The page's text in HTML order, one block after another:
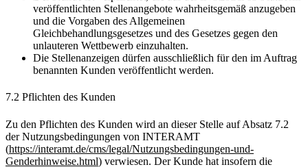
veröffentlichten Stellenangebote wahrheitsgemäß anzugeben
und die Vorgaben des Allgemeinen
Gleichbehandlungsgesetzes und des Gesetzes gegen den
unlauteren Wettbewerb einzuhalten.
Die Stellenanzeigen dürfen ausschließlich für den im Auftrag
benannten Kunden veröffentlicht werden.
7.2 Pflichten des Kunden
Zu den Pflichten des Kunden wird an dieser Stelle auf Absatz 7.2
der Nutzungsbedingungen von INTERAMT
(https://interamt.de/cms/legal/Nutzungsbedingungen-und-
Genderhinweise.html) verwiesen. Der Kunde hat insofern die